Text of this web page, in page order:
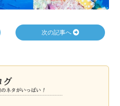
次の記事へ